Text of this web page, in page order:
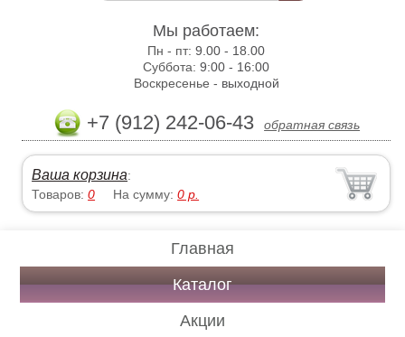
Мы работаем:
Пн - пт:9.00 - 18.00
Суббота:9:00 - 16:00
Воскресенье - выходной
+7 (912) 242-06-43 обратная связь
Ваша корзина:
Товаров:0 На сумму:0 р.
Главная
Каталог
Акции